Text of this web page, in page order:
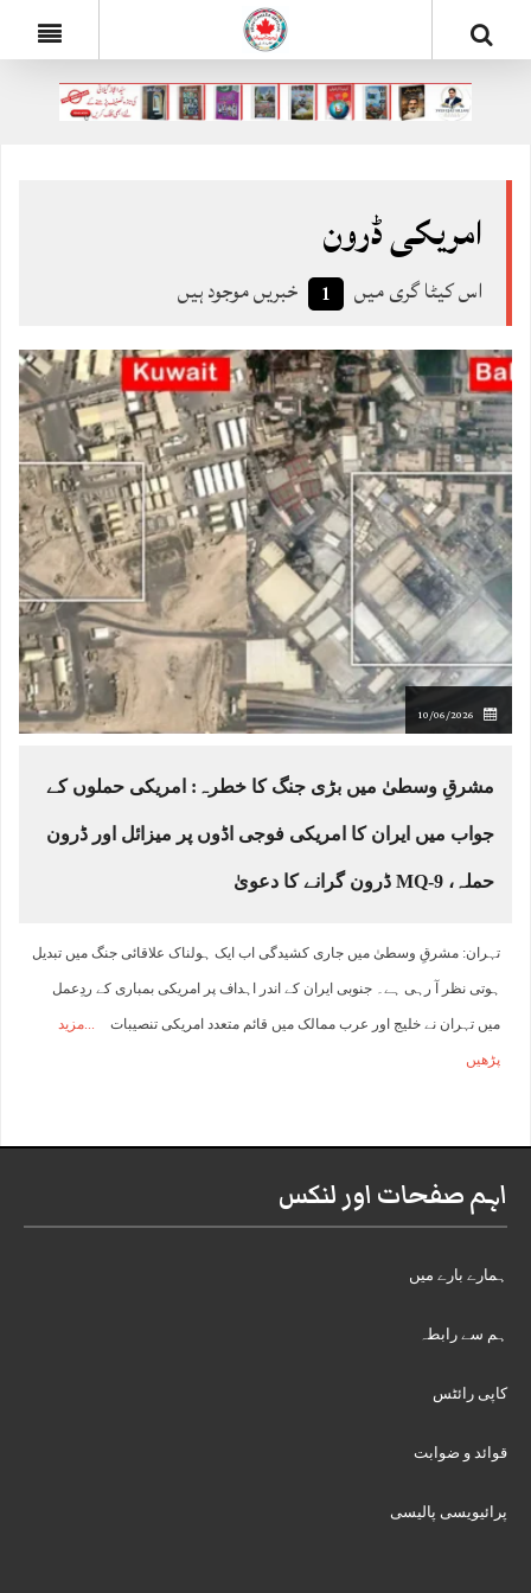
امریکی ڈرون
اس کیٹا گری میں 1 خبریں موجود ہیں
10/06/2026
مشرقِ وسطیٰ میں بڑی جنگ کا خطرہ: امریکی حملوں کے
جواب میں ایران کا امریکی فوجی اڈوں پر میزائل اور ڈرون
حملہ، MQ-9 ڈرون گرانے کا دعویٰ
تہران: مشرقِ وسطیٰ میں جاری کشیدگی اب ایک ہولناک علاقائی جنگ میں تبدیل
ہوتی نظر آ رہی ہے۔ جنوبی ایران کے اندر اہداف پر امریکی بمباری کے ردِعمل
میں تہران نے خلیج اور عرب ممالک میں قائم متعدد امریکی تنصیبات مزید
پڑھیں
اہم صفحات اور لنکس
ہمارے بارے میں
ہم سے رابطہ
کاپی رائٹس
قوائد و ضوابت
پرائیویسی پالیسی